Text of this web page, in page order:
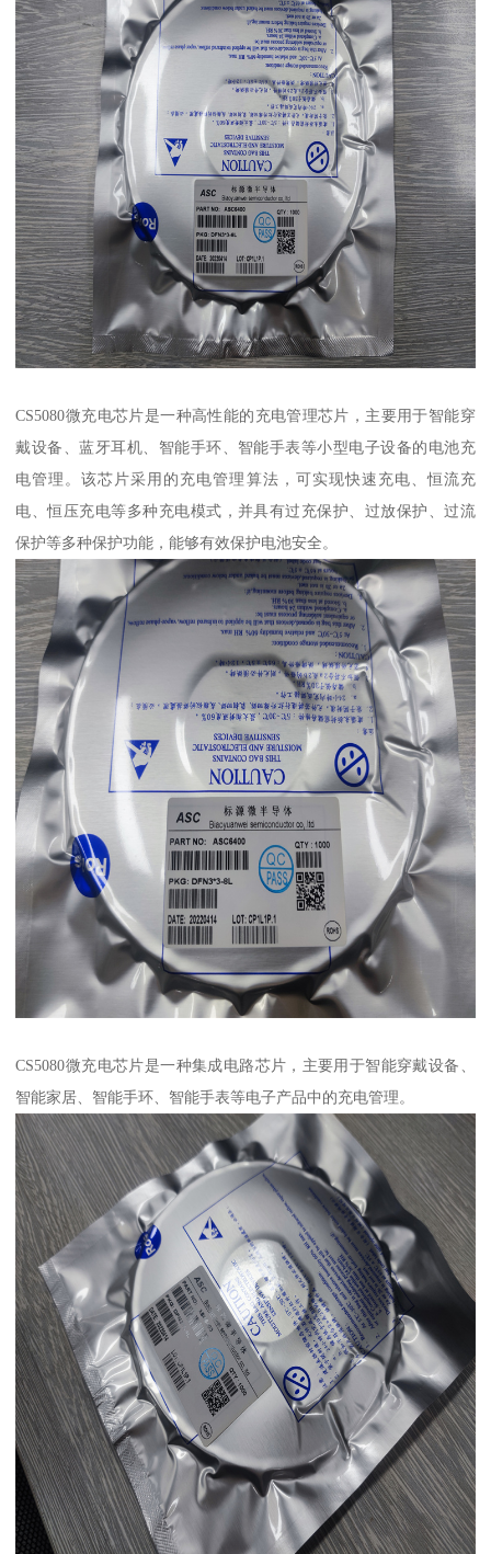
CS5080微充电芯片是一种高性能的充电管理芯片，主要用于智能穿
戴设备、蓝牙耳机、智能手环、智能手表等小型电子设备的电池充
电管理。该芯片采用的充电管理算法，可实现快速充电、恒流充
电、恒压充电等多种充电模式，并具有过充保护、过放保护、过流
保护等多种保护功能，能够有效保护电池安全。
CS5080微充电芯片是一种集成电路芯片，主要用于智能穿戴设备、
智能家居、智能手环、智能手表等电子产品中的充电管理。